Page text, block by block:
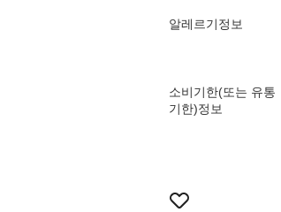
알레르기정보
소비기한(또는 유통
기한)정보